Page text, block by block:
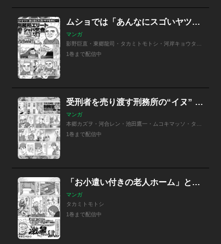
ムショでは「あんなにスゴいヤツなのに…」刑務所エリートシャバ乞食 逆転落人生/「一言で言えば血筋が違う」（某刑事談）留置場で警官から500万円恐喝した男
マンガ
1巻まで配信中
受刑者を売り渡す刑務所の“イヌ” そのスパイ活動の陰湿/刑務所慰問の漫才は刑務官が作成する愚行 惨め！芸人をツブす厳しすぎる検視/カタギ受刑者には脅威の存在「ヤクザと同房はマジ勘弁！」/他
マンガ
1巻まで配信中
「お小遣い付きの老人ホーム」と揶揄される現代の刑務所も変わる？ 激暑の獄ルポ
マンガ
タカミトモトシ
1巻まで配信中